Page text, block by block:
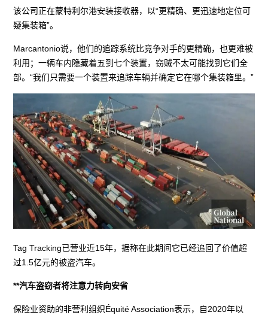
该公司正在蒙特利尔港安装接收器，以“更精确、更迅速地定位可
疑集装箱”。
Marcantonio说，他们的追踪系统比竞争对手的更精确，也更难被
利用；一辆车内隐藏着五到七个装置，窃贼不太可能找到它们全
部。“我们只需要一个装置来追踪车辆并确定它在哪个集装箱里。”
Tag Tracking已营业近15年，据称在此期间它已经追回了价值超
过1.5亿元的被盗汽车。
**汽车盗窃者将注意力转向安省
保险业资助的非营利组织Équité Association表示，自2020年以